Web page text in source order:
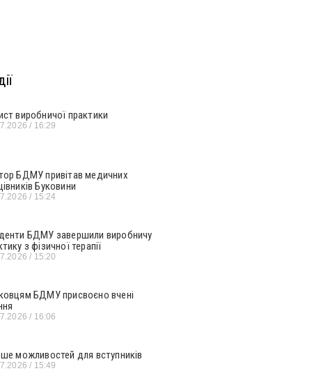
виробничої практики
16:29
БДМУ привітав медичних
Буковини
15:24
БДМУ завершили виробничу
з фізичної терапії
15:20
БДМУ присвоєно вчені
16:06
можливостей для вступників
15:49